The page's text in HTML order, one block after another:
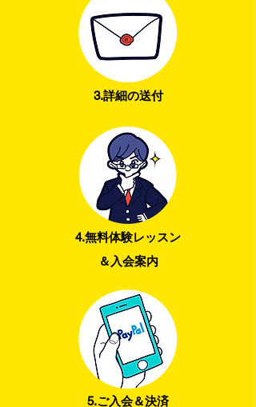
3.詳細の送付
4.無料体験レッスン
＆入会案内
5.ご入会＆決済